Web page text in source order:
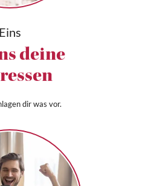
Eins
deine
dir was vor.